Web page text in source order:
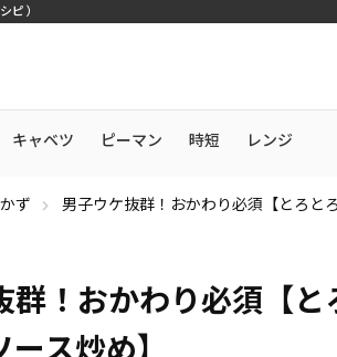
ピ）
キャベツ ピーマン 時短 レンジ
ず 男子ウケ抜群！おかわり必須【とろと
群！おかわり必須【